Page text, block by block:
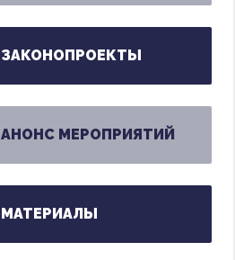
ЗАКОНОПРОЕКТЫ
АНОНС МЕРОПРИЯТИЙ
МАТЕРИАЛЫ